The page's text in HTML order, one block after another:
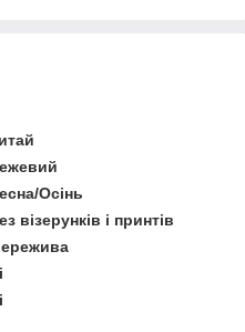
Осінь
візерунків і принтів